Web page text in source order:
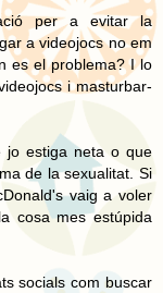
per a evitar la
a videojocs no em
es el problema? I lo
i masturbar-
jo estiga neta o que
de la sexualitat. Si
vaig a voler
cosa mes estúpida
socials com buscar